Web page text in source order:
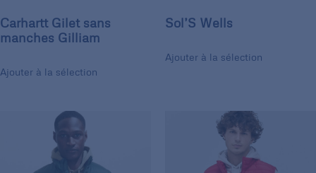
Carhartt Gilet sans
manches Gilliam
Ajouter à la sélection
Sol’S Wells
Ajouter à la sélection